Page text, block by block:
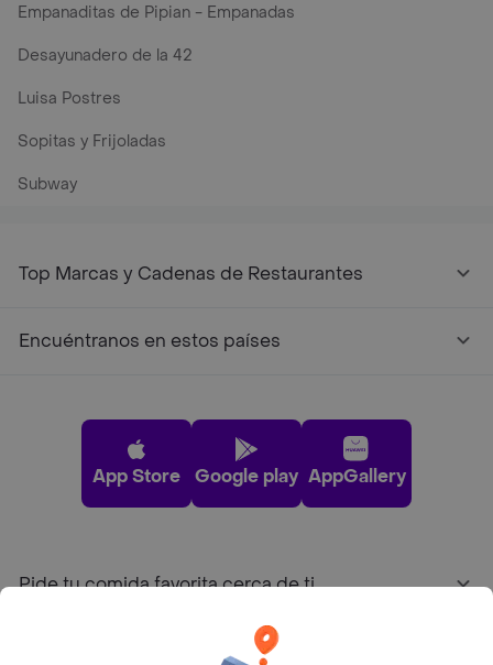
Empanaditas de Pipian - Empanadas
Desayunadero de la 42
Luisa Postres
Sopitas y Frijoladas
Subway
Top Marcas y Cadenas de Restaurantes
Encuéntranos en estos países
App Store Google play AppGallery
Pide tu comida favorita cerca de ti